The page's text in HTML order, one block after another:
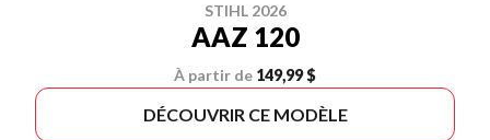
STIHL 2026
AAZ 120
À partir de 149,99 $
DÉCOUVRIR CE MODÈLE